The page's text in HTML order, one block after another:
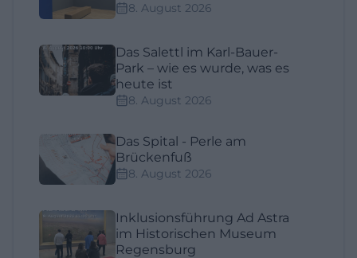
8. August 2026
Das Salettl im Karl-Bauer-
Park – wie es wurde, was es
heute ist
8. August 2026
Das Spital - Perle am
Brückenfuß
8. August 2026
Inklusionsführung Ad Astra
im Historischen Museum
Regensburg